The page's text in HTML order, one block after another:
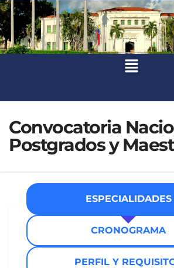
Convocatoria
Postgrados y
ESPECIALIDADES
CRONOGRAMA
PERFIL Y